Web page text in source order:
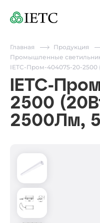
Главная
Продукция
Промышленные
IETC-Пром-404075-20-2500
IETC-
2500
2500Лм,